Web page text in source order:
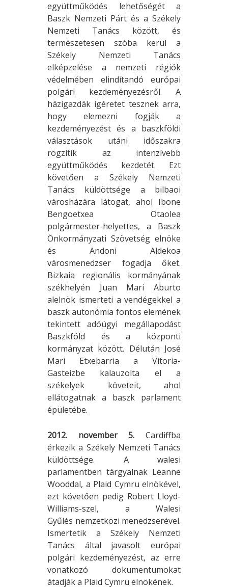
együttműködés lehetőségét a
Baszk Nemzeti Párt és a Székely
Nemzeti Tanács között, és
természetesen szóba kerül a
Székely Nemzeti Tanács
elképzelése a nemzeti régiók
védelmében elindítandó európai
polgári kezdeményezésről. A
házigazdák ígéretet tesznek arra,
hogy elemezni fogják a
kezdeményezést és a baszkföldi
választások utáni időszakra
rögzítik az intenzívebb
együttműködés kezdetét. Ezt
követően a Székely Nemzeti
Tanács küldöttsége a bilbaoi
városházára látogat, ahol Ibone
Bengoetxea Otaolea
polgármester-helyettes, a Baszk
Önkormányzati Szövetség elnöke
és Andoni Aldekoa
városmenedzser fogadja őket.
Bizkaia regionális kormányának
székhelyén Juan Mari Aburto
alelnök ismerteti a vendégekkel a
baszk autonómia fontos elemének
tekintett adóügyi megállapodást
Baszkföld és a központi
kormányzat között. Délután José
Mari Etxebarria a Vitoria-
Gasteizbe kalauzolta el a
székelyek követeit, ahol
ellátogatnak a baszk parlament
épületébe.
2012. november 5. Cardiffba
érkezik a Székely Nemzeti Tanács
küldöttsége. A walesi
parlamentben tárgyalnak Leanne
Wooddal, a Plaid Cymru elnökével,
ezt követően pedig Robert Lloyd-
Williams-szel, a Walesi
Gyűlés nemzetközi menedzserével.
Ismertetik a Székely Nemzeti
Tanács által javasolt európai
polgári kezdeményezést, az erre
vonatkozó dokumentumokat
átadják a Plaid Cymru elnökének.